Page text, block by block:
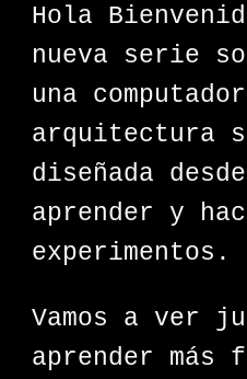
Hola
nueva serie
una
arquitectura
diseñada
aprender y
experimentos.
Vamos a ver
aprender más